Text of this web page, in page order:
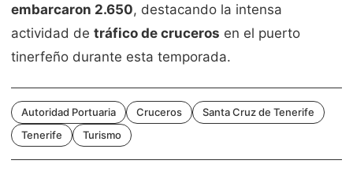
embarcaron 2.650, destacando la intensa
actividad de tráfico de cruceros en el puerto
tinerfeño durante esta temporada.
Autoridad Portuaria Cruceros
Santa Cruz de Tenerife
Tenerife
Turismo